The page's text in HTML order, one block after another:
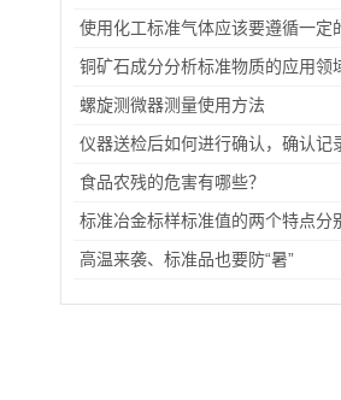
使用化工标准气体应该要遵循一定
铜矿石成分分析标准物质的应用领
螺旋测微器测量使用方法
食品农残的危害有哪些？
高温来袭、标准品也要防“暑”